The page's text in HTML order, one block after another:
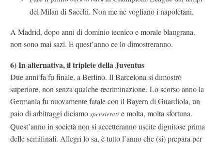
del Milan di Sacchi. Non me ne vogliano i napoletani.
A Madrid, dopo anni di dominio tecnico e morale blaugrana,
non sono mai sazi. E quest’anno ce lo dimostreranno.
6) In alternativa, il triplete della Juventus
Due anni fa fu finale, a Berlino. Il Barcelona si dimostrò
superiore, non senza qualche recriminazione. Lo scorso anno la
Germania fu nuovamente fatale con il Bayern di Guardiola, un
paio di arbitraggi diciamo spensierati e molta, molta sfortuna.
Quest’anno in società non si accetteranno uscite dignitose prima
delle semifinali. Allegri lo sa, è tutto l’anno che (si) prepara per